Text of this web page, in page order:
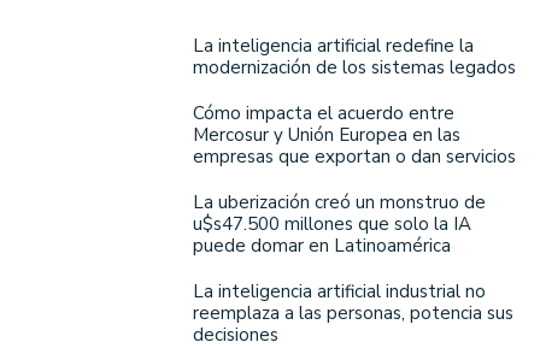
La inteligencia artificial redefine la
modernización de los sistemas legados
Cómo impacta el acuerdo entre
Mercosur y Unión Europea en las
empresas que exportan o dan servicios
La uberización creó un monstruo de
u$s47.500 millones que solo la IA
puede domar en Latinoamérica
La inteligencia artificial industrial no
reemplaza a las personas, potencia sus
decisiones